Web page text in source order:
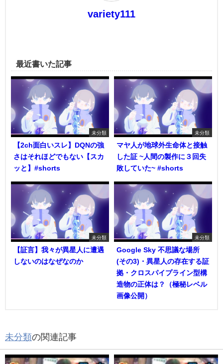
variety111
最近書いた記事
未分類
【2ch面白いスレ】DQNの強
さはそれほどでもない【スカ
ッと】#shorts
未分類
マヤ人が地球外生命体と接触
した証 ~人間の製作に３回失
敗していた~ #shorts
未分類
【証言】我々が異星人に遭遇
しないのはなぜなのか
未分類
Google Sky 不思議な場所
(その3)・異星人の存在する証
拠・クロスパイプライン型構
造物の正体は？（極秘レベル
画像公開）
未分類の関連記事